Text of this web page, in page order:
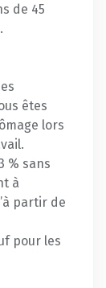
de 45
êtes
lors
% sans
à
partir de
pour les